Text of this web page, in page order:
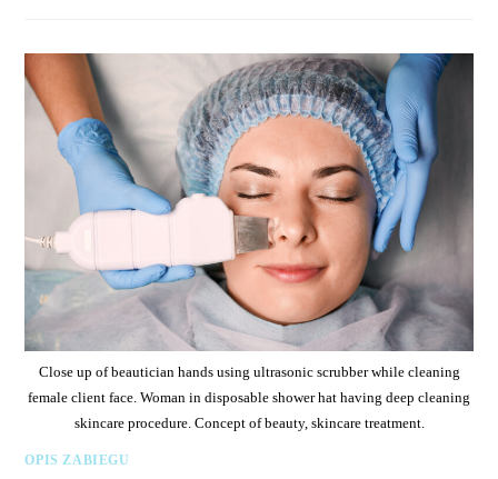
Close up of beautician hands using ultrasonic scrubber while cleaning
female client face. Woman in disposable shower hat having deep cleaning
skincare procedure. Concept of beauty, skincare treatment.
OPIS ZABIEGU